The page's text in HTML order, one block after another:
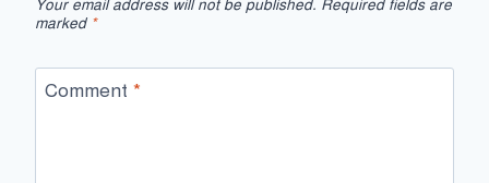
Your email address will not be published. Required fields are
marked *
Comment *